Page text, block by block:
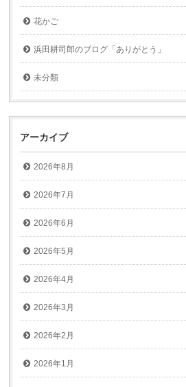
花かご
浜田耕司郎のブログ「ありがとう」
未分類
アーカイブ
2026年8月
2026年7月
2026年6月
2026年5月
2026年4月
2026年3月
2026年2月
2026年1月